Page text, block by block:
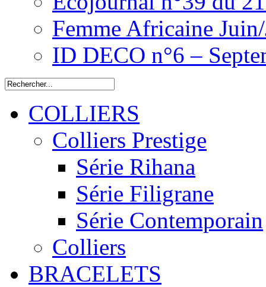
Femme Africaine
ID DECO n°6 –
COLLIERS
Colliers Prestige
Série Rihana
Série Filigrane
Série Contemporain
Colliers
BRACELETS